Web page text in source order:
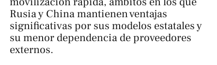
Rusia y China mantienen ventajas
significativas por sus modelos estatales y
su menor dependencia de proveedores
externos.